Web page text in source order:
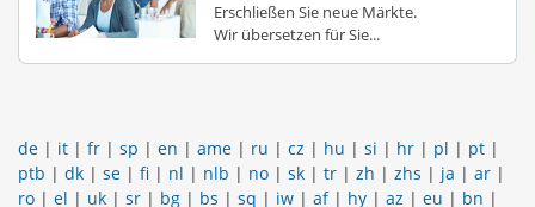
Erschließen Sie neue Märkte.
Wir übersetzen für Sie...
de | it | fr | sp | en | ame | ru | cz | hu | si | hr | pl | pt |
ptb | dk | se | fi | nl | nlb | no | sk | tr | zh | zhs | ja | ar |
ro | el | uk | sr | bg | bs | sq | iw | af| hy | az | eu | bn |